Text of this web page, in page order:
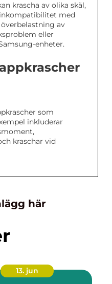
krascha av olika skäl,
med
av
eller
enheter.
som
inkluderar
kraschar vid
här
13. jun